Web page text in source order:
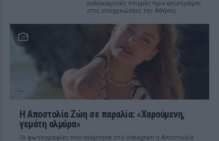
καλοκαιρινές στιγμές πριν επιστρέψει
στις υποχρεώσεις της Αθήνας
Η Αποστολία Ζώη σε παραλία: «Χαρούμενη,
γεμάτη αλμύρα»
Οι φωτογραφίες που ανάρτησε στο Instagram η Αποστολία